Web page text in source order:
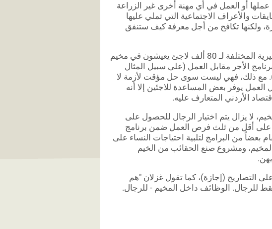
أو العمل في أي مهنة أخرى غير الزراعة
والأعراف الاجتماعية التي تملي عليها
ولكنها تكافح من أجل معرفة كيف ستنفق
تم تطوير عدد من المشاريع من قبل المنظمات الخيرية المختلفة لـ 80 ألف لاجئ يعيشون في مخيم
الأجر مقابل العمل (على سبيل المثال
مع ذلك، فهي ليست سوى حل مؤقت لأزمة لا
العمل يوفر بعض المساعدة للاجئين إلا أنه
الأردني المتعارف عليه.
لا يزال يتم اختيار الرجال للحصول على
على أقل من ثلث فرص العمل ضمن برنامج
من البرامج لتلبية احتياجات النساء على
المخيم، ومشروع صنع الحقائب من الخيم
التصاريح (إجازة)، كما تقول غزلان "هم
الوظائف داخل المخيم - للرجال.